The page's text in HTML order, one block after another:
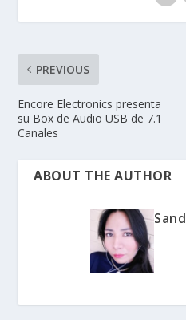
PREVIOUS
Encore Electronics presenta
su Box de Audio USB de 7.1
Canales
ABOUT THE AUTHOR